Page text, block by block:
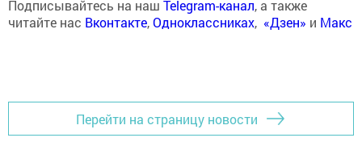
Подписывайтесь на наш Telegram-канал, а также
читайте нас Вконтакте,Одноклассниках, «Дзен» и Макс
Перейти на страницу новости